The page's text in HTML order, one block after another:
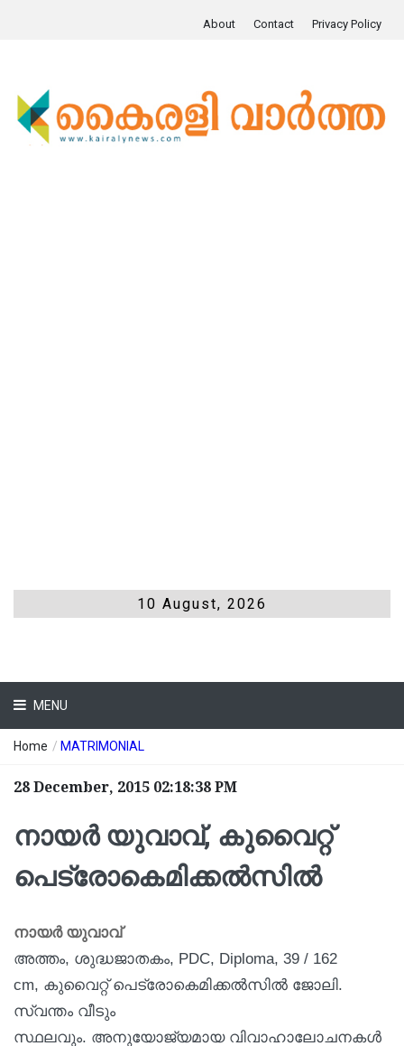
About Contact Privacy Policy
10 August, 2026
MENU
Home / MATRIMONIAL
28 December, 2015 02:18:38 PM
നായര്‍ യുവാവ്, കുവൈറ്റ്
പെട്രോകെമിക്കല്‍സില്‍
നായര്‍ യുവാവ്
അത്തം, ശുദ്ധജാതകം, PDC, Diploma, 39 / 162
cm, കുവൈറ്റ് പെട്രോകെമിക്കല്‍സില്‍ ജോലി.
സ്വന്തം വീടും
സ്ഥലവും. അനുയോജ്യമായ വിവാഹാലോചനകള്‍